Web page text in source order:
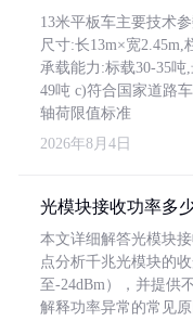
13米平板车主要技术
尺寸:长13m×宽2.45m,
承载能力:标载30-35吨
49吨 c)符合国家道路
轴荷限值标准
2026年8月4日
光模块接收功率多
本文详细解答光模块
点分析千兆光模块的
至-24dBm），并提供
解释功率异常的常见